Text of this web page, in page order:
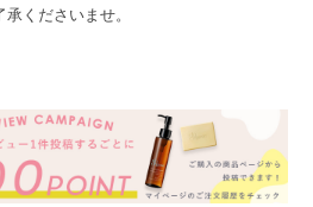
くださいませ。